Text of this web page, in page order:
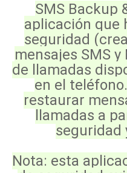
SMS Backup
aplicación que
seguridad
mensajes SMS
de llamadas
en el
restaurar
llamadas a
seguridad
Nota: esta